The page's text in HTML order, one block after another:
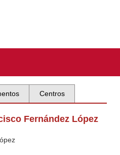
Centros
Fernández López